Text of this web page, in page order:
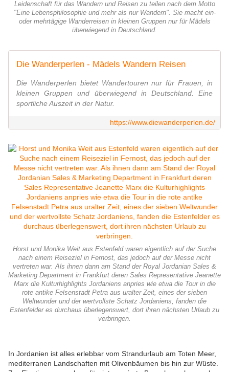
Leidenschaft für das Wandern und Reisen zu teilen nach dem Motto
"Eine Lebensphilosophie und mehr als nur Wandern". Sie macht ein-
oder mehrtägige Wanderreisen in kleinen Gruppen nur für Mädels
überwiegend in Deutschland.
Die Wanderperlen - Mädels Wandern Reisen
Die Wanderperlen bietet Wandertouren nur für Frauen, in
kleinen Gruppen und überwiegend in Deutschland. Eine
sportliche Auszeit in der Natur.
https://www.diewanderperlen.de/
Horst und Monika Weit aus Estenfeld waren eigentlich auf der Suche
nach einem Reiseziel in Fernost, das jedoch auf der Messe nicht
vertreten war. Als ihnen dann am Stand der Royal Jordanian Sales &
Marketing Department in Frankfurt deren Sales Representative Jeanette
Marx die Kulturhighlights Jordaniens anpries wie etwa die Tour in die
rote antike Felsenstadt Petra aus uralter Zeit, eines der sieben
Weltwunder und der wertvollste Schatz Jordaniens, fanden die
Estenfelder es durchaus überlegenswert, dort ihren nächsten Urlaub zu
verbringen.
In Jordanien ist alles erlebbar vom Strandurlaub am Toten Meer,
mediterranen Landschaften mit Olivenbäumen bis hin zur Wüste.